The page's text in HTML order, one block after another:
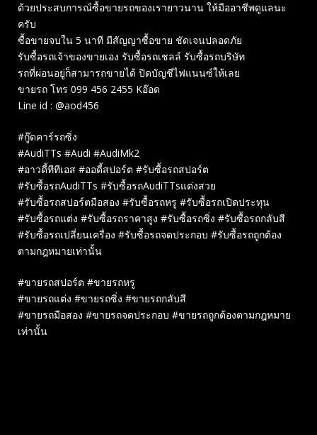
ด้วยประสบการณ์ซื้อขายรถของเรายาวนาน ให้มืออาชีพดูแลนะ
ครับ
ซื้อขายจบใน 5 นาที มีสัญญาซื้อขาย ชัดเจนปลอดภัย
รับซื้อรถเจ้าของขายเอง รับซื้อรถเชลล์ รับซื้อรถบริษัท
รถที่ผ่อนอยู่ก็สามารถขายได้ ปิดบัญชีไฟแนนซ์ให้เลย
ขายรถ โทร 099 456 2455 Kอ๊อด
Line id : @aod456
#กู๊ดคาร์รถซิ่ง
#AudiTTs #Audi #AudiMk2
#อาวดี้ทีทีเอส #ออดี้สปอร์ต #รับซื้อรถสปอร์ต
#รับซื้อรถAudiTTs #รับซื้อรถAudiTTsแต่งสวย
#รับซื้อรถสปอร์ตมือสอง #รับซื้อรถหรู #รับซื้อรถเปิดประทุน
#รับซื้อรถแต่ง #รับซื้อรถราคาสูง #รับซื้อรถซิ่ง #รับซื้อรถกลับสี
#รับซื้อรถเปลี่ยนเครื่อง #รับซื้อรถจดประกอบ #รับซื้อรถถูกต้อง
ตามกฎหมายเท่านั้น
#ขายรถสปอร์ต #ขายรถหรู
#ขายรถแต่ง #ขายรถซิ่ง #ขายรถกลับสี
#ขายรถมือสอง #ขายรถจดประกอบ #ขายรถถูกต้องตามกฎหมาย
เท่านั้น